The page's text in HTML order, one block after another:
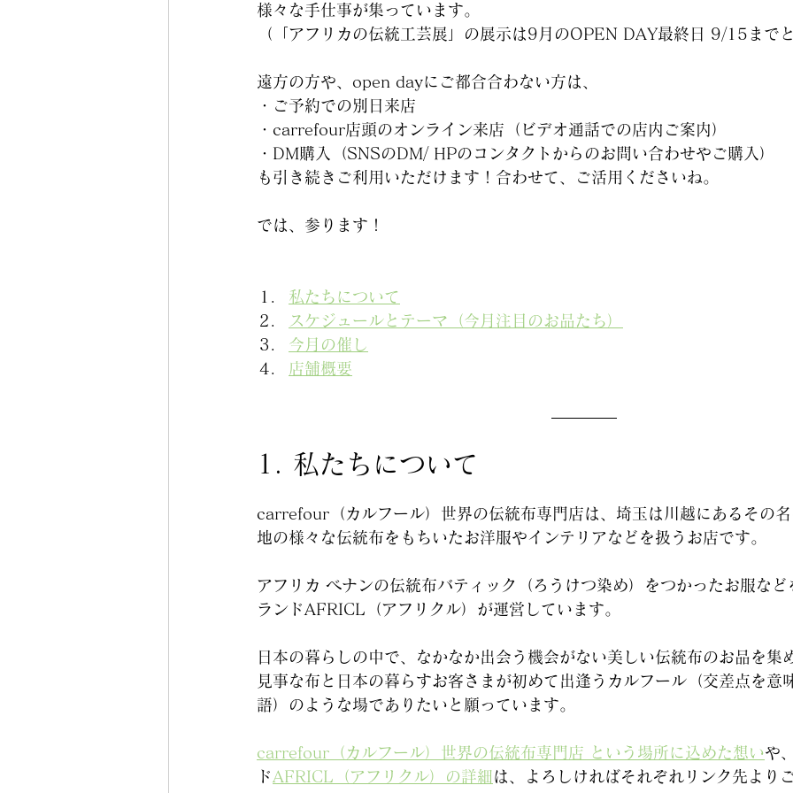
様々な手仕事が集っています。
（「アフリカの伝統工芸展」の展示は9月のOPEN DAY最終日 9/15までと
遠方の方や、open dayにご都合合わない方は、
・ご予約での別日来店
・carrefour店頭のオンライン来店（ビデオ通話での店内ご案内）
・DM購入（SNSのDM/ HPのコンタクトからのお問い合わせやご購入）
も引き続きご利用いただけます！合わせて、ご活用くださいね。
では、参ります！
私たちについて
スケジュールとテーマ（今月注目のお品たち）
今月の催し
店舗概要
1. 私たちについて
carrefour（カルフール）世界の伝統布専門店は、埼玉は川越にあるその
地の様々な伝統布をもちいたお洋服やインテリアなどを扱うお店です。
アフリカ ベナンの伝統布バティック（ろうけつ染め）をつかったお服など
ランドAFRICL（アフリクル）が運営しています。
日本の暮らしの中で、なかなか出会う機会がない美しい伝統布のお品を集
見事な布と日本の暮らすお客さまが初めて出逢うカルフール（交差点を意
語）のような場でありたいと願っています。
carrefour（カルフール）世界の伝統布専門店 という場所に込めた想いや
ド AFRICL（アフリクル）の詳細は、よろしければそれぞれリンク先より